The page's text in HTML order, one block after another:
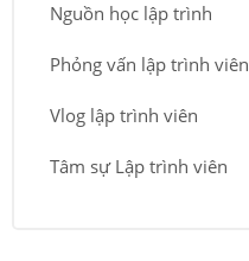
Nguồn học lập trình
Phỏng vấn lập trình viên
Vlog lập trình viên
Tâm sự Lập trình viên